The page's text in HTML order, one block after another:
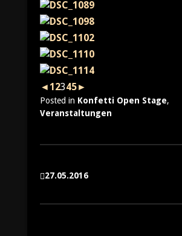
◄ 12345►
Posted in Konfetti Open Stage,
Veranstaltungen
27.05.2016